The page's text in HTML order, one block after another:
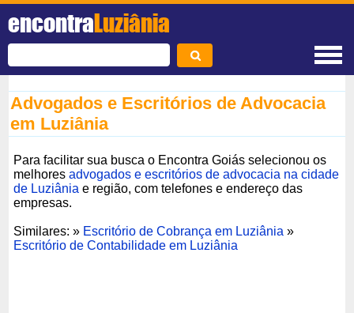
encontraLuziânia
Advogados e Escritórios de Advocacia
em Luziânia
Para facilitar sua busca o Encontra Goiás selecionou os
melhoresadvogados e escritórios de advocacia na cidade
de Luziânia e região, com telefones e endereço das
empresas.
Similares: » Escritório de Cobrança em Luziânia »
Escritório de Contabilidade em Luziânia